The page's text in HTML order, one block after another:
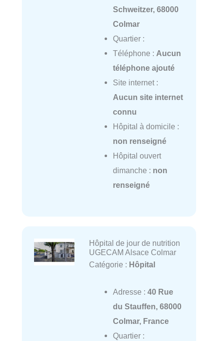
Schweitzer, 68000
Colmar
Quartier :
Téléphone : Aucun
téléphone ajouté
Site internet :
Aucun site internet
connu
Hôpital à domicile :
non renseigné
Hôpital ouvert
dimanche : non
renseigné
Hôpital de jour de nutrition
UGECAM Alsace Colmar
Catégorie : Hôpital
Adresse : 40 Rue
du Stauffen, 68000
Colmar, France
Quartier :